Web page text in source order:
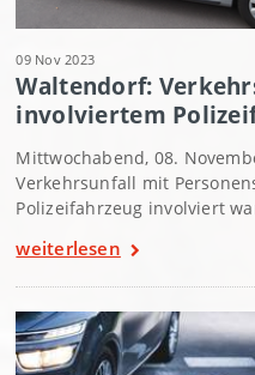
09 Nov 2023
Waltendorf:
involviertem
Mittwochabend, 08.
Verkehrsunfall mit
Polizeifahrzeug involviert
weiterlesen